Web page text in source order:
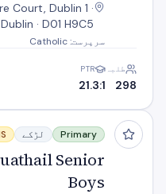
Court, Dublin 1 ·
Dublin · D01 H9C5
سرپرست: Catholic
طلبہ
298
PTR
21.3:1
O Tuathail Senior Boys
Primary لڑکے
Senior
Boys